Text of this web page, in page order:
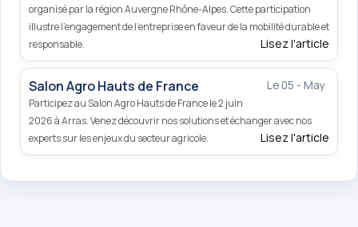
organisé par la région Auvergne Rhône-Alpes. Cette participation
illustre l'engagement de l'entreprise en faveur de la mobilité durable et
responsable.
Lisez l'article
Le 05 - May
Salon Agro Hauts de France
Participez au Salon Agro Hauts de France le 2 juin
2026 à Arras. Venez découvrir nos solutions et échanger avec nos
experts sur les enjeux du secteur agricole.
Lisez l'article